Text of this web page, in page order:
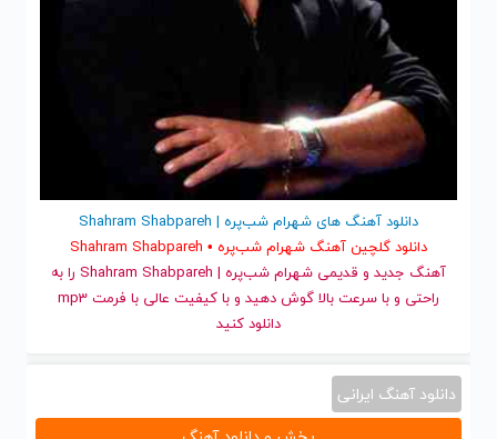
دانلود آهنگ های شهرام شب‌پره | Shahram Shabpareh
دانلود گلچین آهنگ شهرام شب‌پره • Shahram Shabpareh
آهنگ جدید
و قدیمی شهرام شب‌پره | Shahram Shabpareh را به
راحتی و با سرعت بالا گوش دهید و با کیفیت عالی با فرمت mp3
دانلود کنید
دانلود آهنگ ایرانی